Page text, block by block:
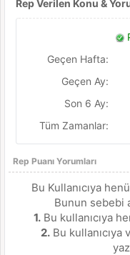
Rep Verilen Konu &
Geçen Hafta:
Geçen Ay:
Son 6 Ay:
Tüm Zamanlar:
Rep Puanı Yorumları
Bu Kullanıcıya
Bunun sebebi
1.Bu kullanıcıya
2. Bu